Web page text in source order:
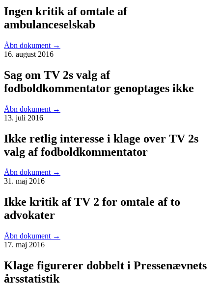
Ingen kritik af omtale af
ambulanceselskab
Åbn dokument →
16. august 2016
Sag om TV 2s valg af
fodboldkommentator genoptages ikke
Åbn dokument →
13. juli 2016
Ikke retlig interesse i klage over TV 2s
valg af fodboldkommentator
Åbn dokument →
31. maj 2016
Ikke kritik af TV 2 for omtale af to
advokater
Åbn dokument →
17. maj 2016
Klage figurerer dobbelt i Pressenævnets
årsstatistik